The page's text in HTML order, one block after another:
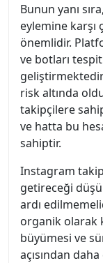
Bunun yanı
eylemine karşı
önemlidir.
ve botları
risk altında
takipçilere
ve hatta bu
sahiptir.
Instagram
getireceği
ardı
organik olarak
büyümesi ve
açısından